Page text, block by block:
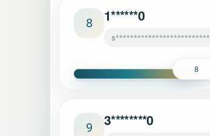
8 1******0
8
9 3********0